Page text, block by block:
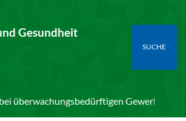
Gesundheit
SUCHE
überwachungsbedürftigen